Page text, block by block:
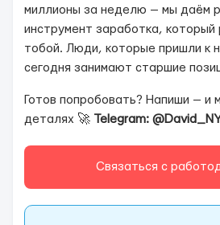
миллионы за неделю — мы даём
инструмент заработка, который
тобой. Люди, которые пришли к
сегодня занимают старшие
Готов попробовать? Напиши — и
деталях 🚀
Telegram:
Связаться с